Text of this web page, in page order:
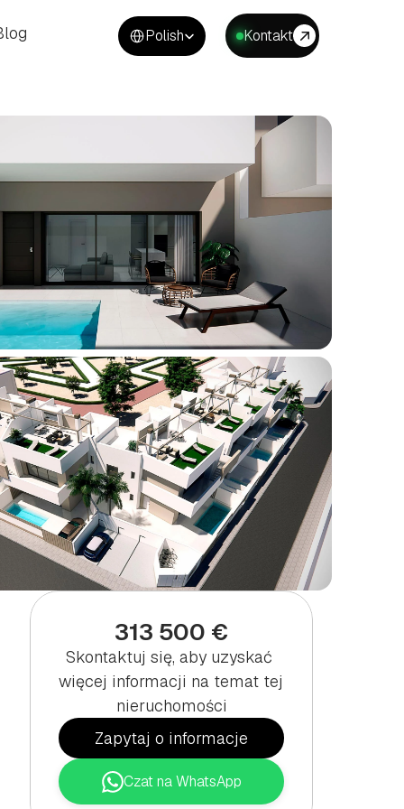
Select Language
Polish Kontakt
313 500 €
Skontaktuj się, aby uzyskać
więcej informacji na temat tej
nieruchomości
Zapytaj o informacje
Czat na WhatsApp